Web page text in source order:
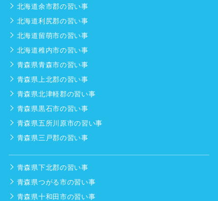
北海道余市郡の習い事
北海道利尻郡の習い事
北海道留萌市の習い事
北海道稚内市の習い事
青森県青森市の習い事
青森県上北郡の習い事
青森県北津軽郡の習い事
青森県黒石市の習い事
青森県五所川原市の習い事
青森県三戸郡の習い事
青森県下北郡の習い事
青森県つがる市の習い事
青森県十和田市の習い事